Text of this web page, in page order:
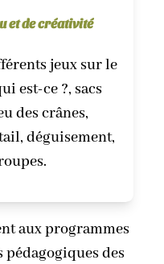
et de créativité
jeux sur le
est-ce ?, sacs
des crânes,
déguisement,
aux programmes
pédagogiques des